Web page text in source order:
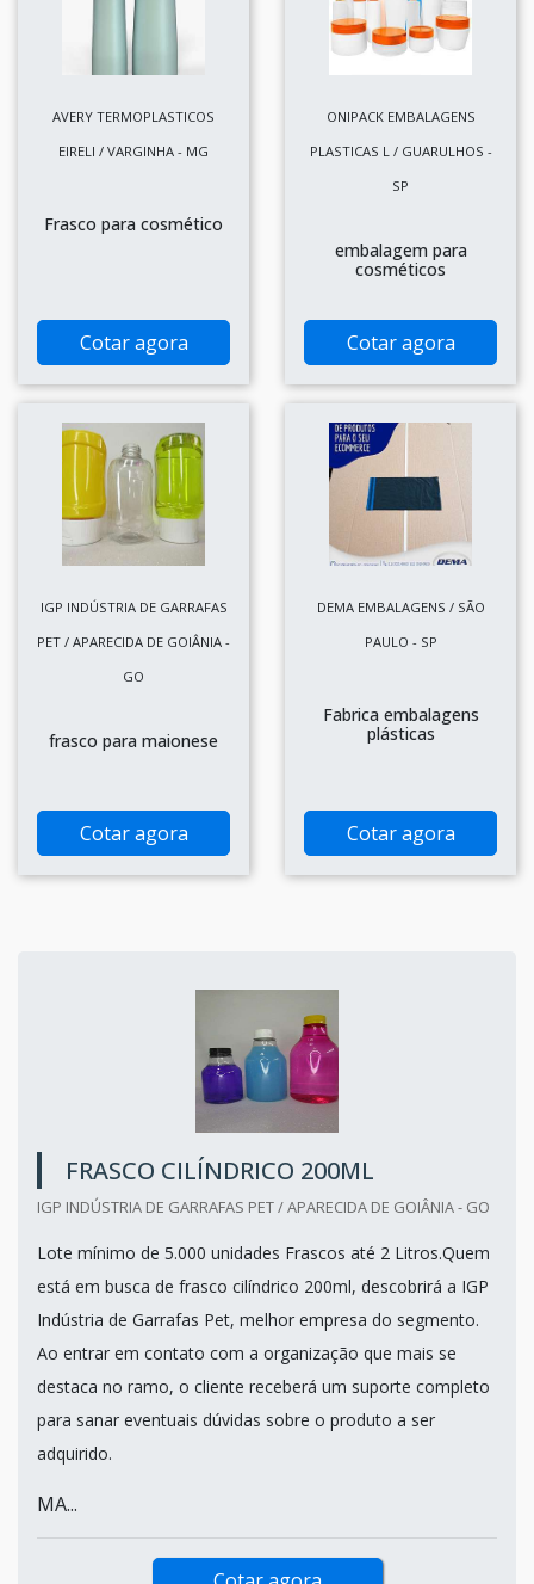
AVERY TERMOPLASTICOS
EIRELI / VARGINHA - MG
Frasco para cosmético
Cotar agora
ONIPACK EMBALAGENS
PLASTICAS L / GUARULHOS -
SP
embalagem para
cosméticos
Cotar agora
IGP INDÚSTRIA DE GARRAFAS
PET / APARECIDA DE GOIÂNIA -
GO
frasco para maionese
Cotar agora
DEMA EMBALAGENS / SÃO
PAULO - SP
Fabrica embalagens
plásticas
Cotar agora
FRASCO CILÍNDRICO 200ML
IGP INDÚSTRIA DE GARRAFAS PET / APARECIDA DE GOIÂNIA - GO
Lote mínimo de 5.000 unidades Frascos até 2 Litros.Quem
está em busca de frasco cilíndrico 200ml, descobrirá a IGP
Indústria de Garrafas Pet, melhor empresa do segmento.
Ao entrar em contato com a organização que mais se
destaca no ramo, o cliente receberá um suporte completo
para sanar eventuais dúvidas sobre o produto a ser
adquirido.
MA...